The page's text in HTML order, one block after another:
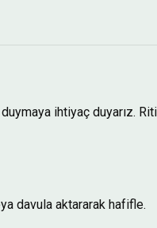
ihtiyaç duyarız.
davula aktararak hafifle.